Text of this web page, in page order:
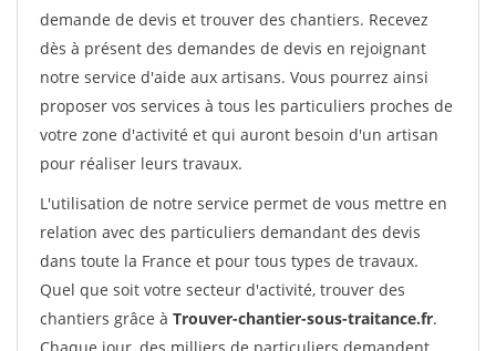
demande de devis et trouver des chantiers. Recevez
dès à présent des demandes de devis en rejoignant
notre service d'aide aux artisans. Vous pourrez ainsi
proposer vos services à tous les particuliers proches de
votre zone d'activité et qui auront besoin d'un artisan
pour réaliser leurs travaux.
L'utilisation de notre service permet de vous mettre en
relation avec des particuliers demandant des devis
dans toute la France et pour tous types de travaux.
Quel que soit votre secteur d'activité, trouver des
chantiers grâce à Trouver-chantier-sous-traitance.fr.